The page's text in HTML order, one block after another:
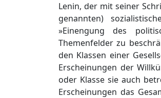
Lenin, der mit seiner
genannten)
»Einengung des
Themenfelder zu
den Klassen einer
Erscheinungen der
oder Klasse sie auch
Erscheinungen das